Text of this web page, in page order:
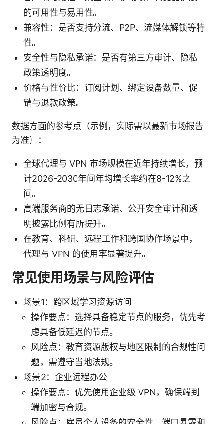
的可用性与易用性。
兼容性：是否支持分流、P2P、流媒体解锁等特
性。
安全性与隐私承诺：是否有第三方审计、隐私
政策透明度。
价格与性价比：订阅计划、绑定设备数量、促
销与退款政策。
数据方面的参考点（示例，实际需以最新市场报告
为准）：
全球代理与 VPN 市场规模在近年持续增长，预
计2026-2030年间年均增长率约在8-12%之
间。
高端服务商的无日志承诺、公开安全审计和透
明披露比例有所提升。
在教育、科研、远程工作和跨国协作场景中，
代理与 VPN 的使用率显著提升。
常见使用场景与风险评估
场景1：跨区域学习资源访问
操作要点：选择具备稳定节点的服务，优先考
虑具备低延迟的节点。
风险点：教育资源版权与地区限制的合规性问
题，需遵守当地法规。
场景2：企业远程办公
操作要点：优先使用企业级 VPN，确保端到
端加密与合规。